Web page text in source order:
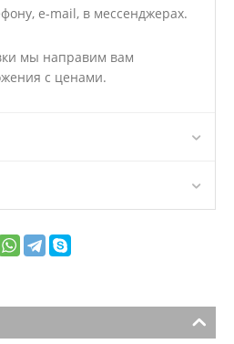
e-mail, в мессенджерах.
мы направим вам
с ценами.